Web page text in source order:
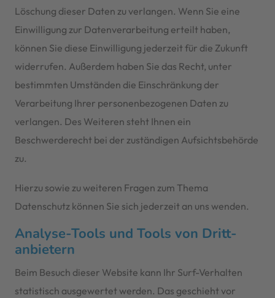
Löschung dieser Daten zu verlangen. Wenn Sie eine
Einwilligung zur Datenverarbeitung erteilt haben,
können Sie diese Einwilligung jederzeit für die Zukunft
widerrufen. Außerdem haben Sie das Recht, unter
bestimmten Umständen die Einschränkung der
Verarbeitung Ihrer personenbezogenen Daten zu
verlangen. Des Weiteren steht Ihnen ein
Beschwerderecht bei der zuständigen Aufsichtsbehörde
zu.
Hierzu sowie zu weiteren Fragen zum Thema
Datenschutz können Sie sich jederzeit an uns wenden.
Analyse-Tools und Tools von Dritt­
anbietern
Beim Besuch dieser Website kann Ihr Surf-Verhalten
statistisch ausgewertet werden. Das geschieht vor